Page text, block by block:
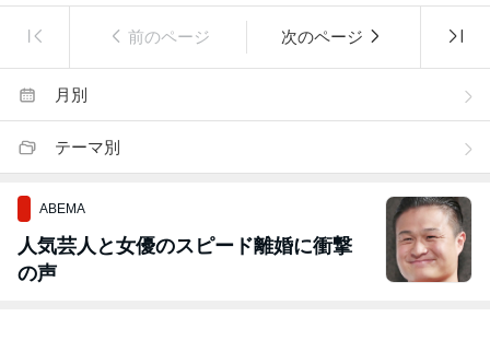
前のページ 次のページ
月別
テーマ別
ABEMA
人気芸人と女優のスピード離婚に衝撃
の声